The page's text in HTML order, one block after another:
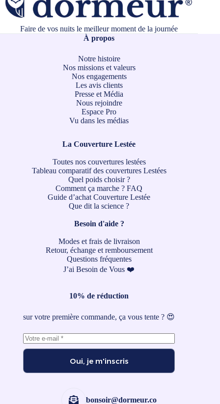
Faire de vos nuits le meilleur moment de la journée
À propos
Notre histoire
Nos missions et valeurs
Nos engagements
Les avis clients
Presse et Média
Nous rejoindre
Espace Pro
Vu dans les médias
La Couverture Lestée
Toutes nos couvertures lestées
Tableau comparatif des couvertures Lestées
Quel poids choisir ?
Comment ça marche ? FAQ
Guide d’achat Couverture Lestée
Que dit la science ?
Besoin d'aide ?
Modes et frais de livraison
Retour, échange et remboursement
Questions fréquentes
J’ai Besoin de Vous ❤️
10% de réduction
sur votre première commande, ça vous tente ? 😍
Oui, je m'inscris
bonsoir@dormeur.co